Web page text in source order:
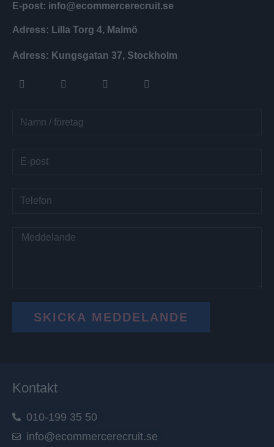
E-post: info@ecommercerecruit.se
Adress: Lilla Torg 4, Malmö
Adress: Kungsgatan 37, Stockholm
SKICKA MEDDELANDE
Kontakt
010-199 35 50
info@ecommercerecruit.se